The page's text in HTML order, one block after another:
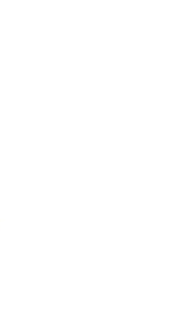
「8-1 秋田自動車道Ｉ
。
クセス可能です